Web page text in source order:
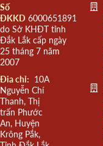
Số
ĐKKD 6000651891
do Sở KHĐT tỉnh
Đắk Lắk cấp ngày
25 tháng 7 năm
2007
Đia chỉ: 10A
Nguyễn Chí
Thanh, Thị
trấn Phước
An, Huyện
Krông Pắk,